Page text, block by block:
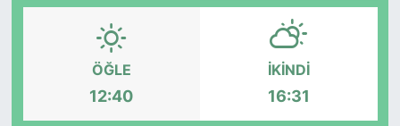
ÖĞLE
12:40
İKINDI
16:31